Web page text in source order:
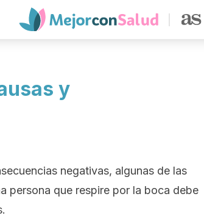
y
negativas, algunas de las
persona que respire por la boca debe